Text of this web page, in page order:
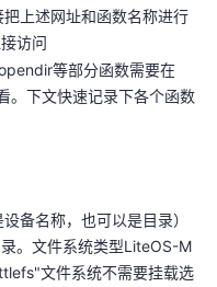
上述网址和函数名称进行
访问
等部分函数需要在
。下文快速记录下各个函数
备名称，也可以是目录）
。文件系统类型LiteOS-M
文件系统不需要挂载选